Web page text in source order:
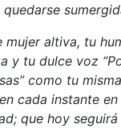
quedarse
mujer altiva, tu
y tu dulce voz
como tu
cada instante
que hoy